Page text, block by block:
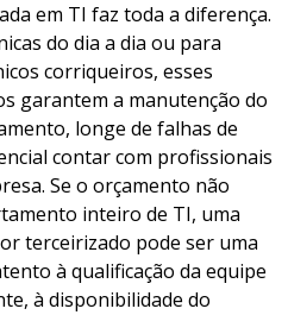
em TI faz toda a diferença.
do dia a dia ou para
corriqueiros, esses
garantem a manutenção do
longe de falhas de
contar com profissionais
Se o orçamento não
inteiro de TI, uma
terceirizado pode ser uma
à qualificação da equipe
à disponibilidade do